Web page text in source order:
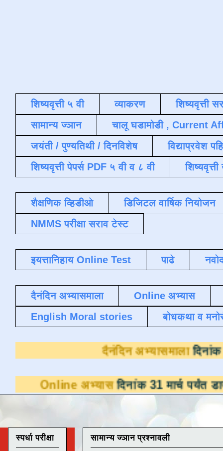
शिष्यवृत्ती ५ वी व्याकरण
शिष्यवृत्ती
सामान्य ज्ञान
चालू घडामोडी , Current
जयंती / पुण्यतिथी / दिनविशेष
विद्याप्रवेश
शिष्यवृत्ती पेपर्स PDF ५ वी व ८ वी
शैक्षणिक व्हिडीओ
डिजिटल वार्षिक नियोजन
NMMS परीक्षा सराव टेस्ट
इयत्तानिहाय Online Test पाढे
दैनंदिन अभ्यासमाला
Online अभ्यास
English Moral stories
बोधकथा व
दैनंदिन
अभ्यासदिनांक 31 मार्च पर्यंत डाउनलोडसाठी
सामान्य ज्ञान प्रश्नावली
स्पर्धा परीक्षा